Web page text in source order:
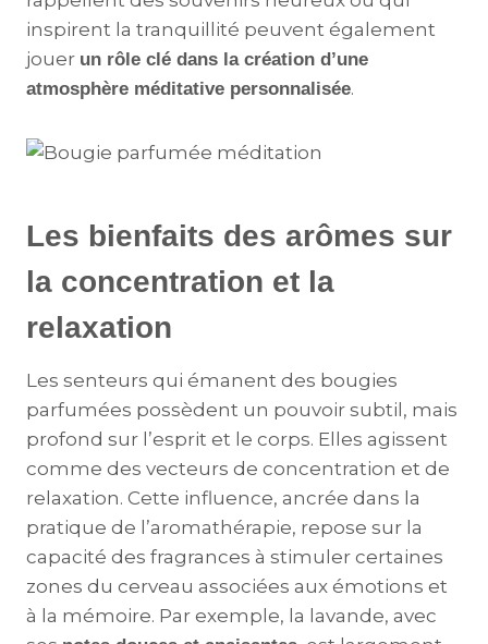
inspirent la tranquillité peuvent également
jouer un rôle clé dans la création d’une
atmosphère méditative personnalisée.
Les bienfaits des arômes sur
la concentration et la
relaxation
Les senteurs qui émanent des bougies
parfumées possèdent un pouvoir subtil, mais
profond sur l’esprit et le corps. Elles agissent
comme des vecteurs de concentration et de
relaxation. Cette influence, ancrée dans la
pratique de l’aromathérapie, repose sur la
capacité des fragrances à stimuler certaines
zones du cerveau associées aux émotions et
à la mémoire. Par exemple, la lavande, avec